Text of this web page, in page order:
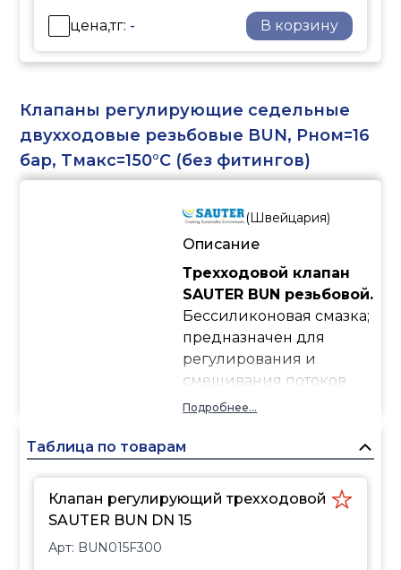
цена,тг: - В корзину
Клапаны регулирующие седельные
двухходовые резьбовые BUN, Pном=16
бар, Tмакс=150°C (без фитингов)
(Швейцария)
Описание
Трехходовой клапан
SAUTER BUN резьбовой.
Бессиликоновая смазка;
предназначен для
регулирования и
смешивания потоков
холодной и горячей
закрытых
системах.
Совместим с приводами
Подробнее...
Таблица по товарам
Клапан регулирующий трехходовой
SAUTER BUN DN 15
Арт: BUN015F300